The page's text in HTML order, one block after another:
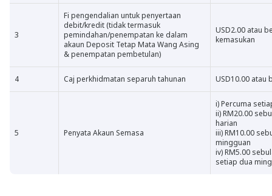
3
Fi pengendalian untuk penyertaan
debit/kredit (tidak termasuk
pemindahan/penempatan ke dalam
akaun Deposit Tetap Mata Wang Asing
& penempatan pembetulan)
USD2.00 atau
kemasukan
4 Caj perkhidmatan separuh tahunan USD10.00 atau
5 Penyata Akaun Semasa
i) Percuma
ii) RM20.00
harian
iii) RM10.00
mingguan
iv) RM5.00
setiap dua